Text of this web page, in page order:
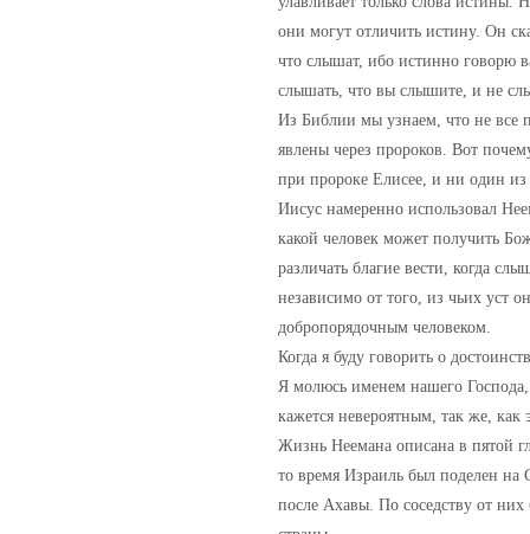
они могут отличить истину. Он
что слышат, ибо истинно говорю
слышать, что вы слышите, и не
Из Библии мы узнаем, что не все
явлены через пророков. Вот
при пророке Елисее, и ни один
Иисус намеренно использовал
какой человек может получить
различать благие вести, когда
независимо от того, из чьих уст
добропорядочным человеком.
Когда я буду говорить о
Я молюсь именем нашего
кажется невероятным, так же,
Жизнь Неемана описана в пятой
то время Израиль был поделен на
после Ахавы. По соседству от